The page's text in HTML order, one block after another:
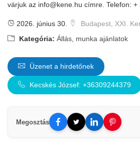
várjuk az info@kene.hu címre. Telefon: +
2026. június 30.
Budapest, XXI.
Kategória: Állás, munka ajánlatok
Üzenet a hirdetőnek
Kecskés József: +36309244379
Megosztás